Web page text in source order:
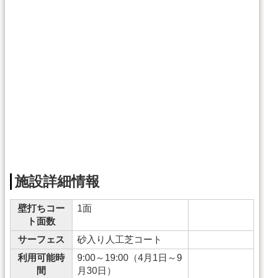
施設詳細情報
壁打ちコー
ト面数
1面
サーフェス
砂入り人工芝コート
利用可能時
間
9:00～19:00（4月1日～9
月30日）